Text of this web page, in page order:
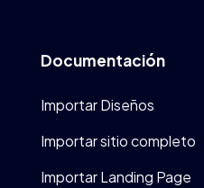
Documentación
Importar Diseños
Importar sitio completo
Importar Landing Page